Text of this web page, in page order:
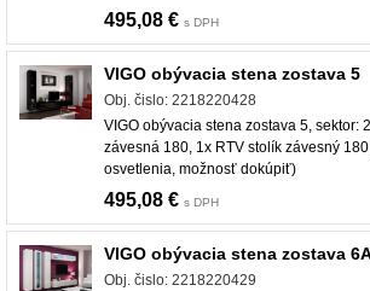
495,08 € s DPH
VIGO obývacia stena zostava 5
Obj. čislo: 2218220428
VIGO obývacia stena zostava 5, sektor:
závesná 180, 1x RTV stolík závesný
osvetlenia, možnosť dokúpiť)
495,08 € s DPH
VIGO obývacia stena zostava
Obj. čislo: 2218220429